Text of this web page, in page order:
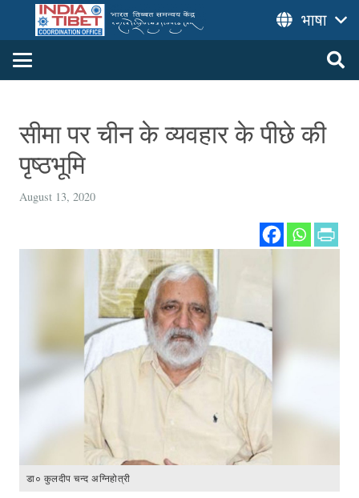
भाषा
सीमा पर चीन के व्यवहार के पीछे की
पृष्ठभूमि
August 13, 2020
डा० कुलदीप चन्द अग्निहोत्री